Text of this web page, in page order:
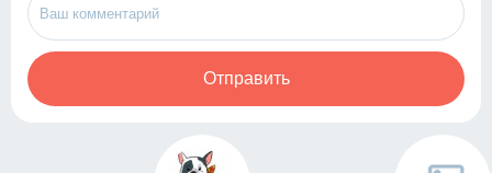
Отправить